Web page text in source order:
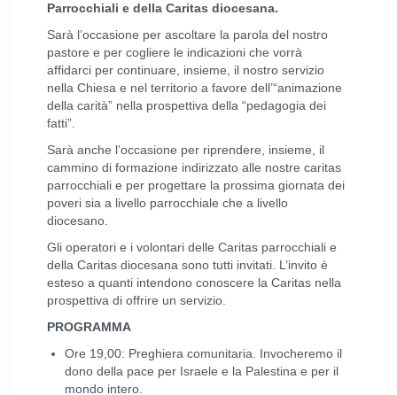
Parrocchiali e della Caritas diocesana.
Sarà l’occasione per ascoltare la parola del nostro
pastore e per cogliere le indicazioni che vorrà
affidarci per continuare, insieme, il nostro servizio
nella Chiesa e nel territorio a favore dell’“animazione
della carità” nella prospettiva della “pedagogia dei
fatti”.
Sarà anche l’occasione per riprendere, insieme, il
cammino di formazione indirizzato alle nostre caritas
parrocchiali e per progettare la prossima giornata dei
poveri sia a livello parrocchiale che a livello
diocesano.
Gli operatori e i volontari delle Caritas parrocchiali e
della Caritas diocesana sono tutti invitati. L’invito è
esteso a quanti intendono conoscere la Caritas nella
prospettiva di offrire un servizio.
PROGRAMMA
Ore 19,00: Preghiera comunitaria. Invocheremo il
dono della pace per Israele e la Palestina e per il
mondo intero.